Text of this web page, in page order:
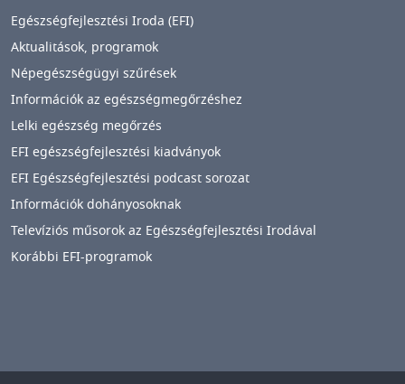
Egészségfejlesztési Iroda (EFI)
Aktualitások, programok
Népegészségügyi szűrések
Információk az egészségmegőrzéshez
Lelki egészség megőrzés
EFI egészségfejlesztési kiadványok
EFI Egészségfejlesztési podcast sorozat
Információk dohányosoknak
Televíziós műsorok az Egészségfejlesztési Irodával
Korábbi EFI-programok